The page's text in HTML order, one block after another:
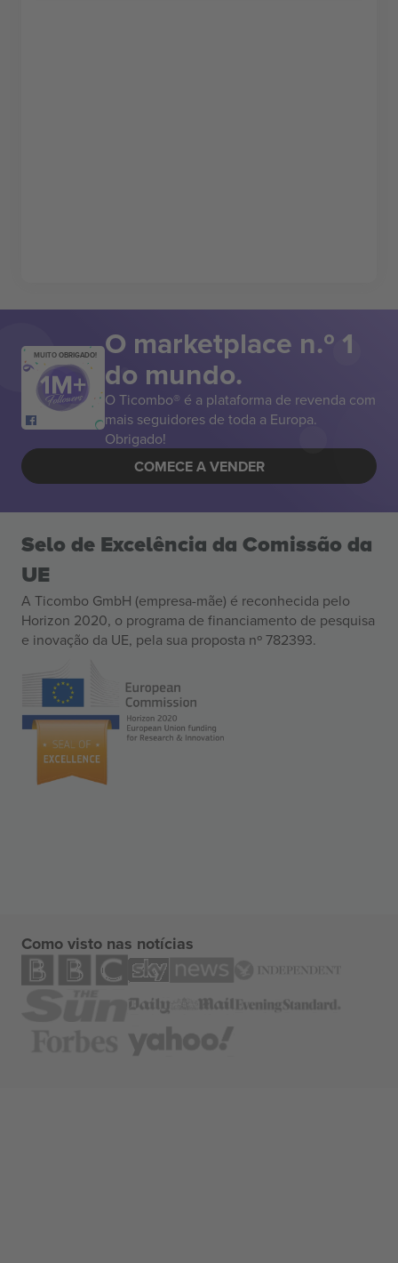
MUITO OBRIGADO! O marketplace n.º 1
do mundo.
O Ticombo® é a plataforma de revenda com
mais seguidores de toda a Europa.
Obrigado!
COMECE A VENDER
Selo de Excelência da Comissão da
UE
A Ticombo GmbH (empresa-mãe) é reconhecida pelo
Horizon 2020, o programa de financiamento de pesquisa
e inovação da UE, pela sua proposta nº 782393.
Como visto nas notícias